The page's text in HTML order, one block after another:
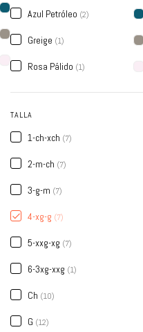
Azul Petróleo (2)
Greige (1)
Rosa Pálido (1)
TALLA
1-ch-xch (7)
2-m-ch (7)
3-g-m (7)
4-xg-g (7)
5-xxg-xg (7)
6-3xg-xxg (1)
Ch (10)
G (12)